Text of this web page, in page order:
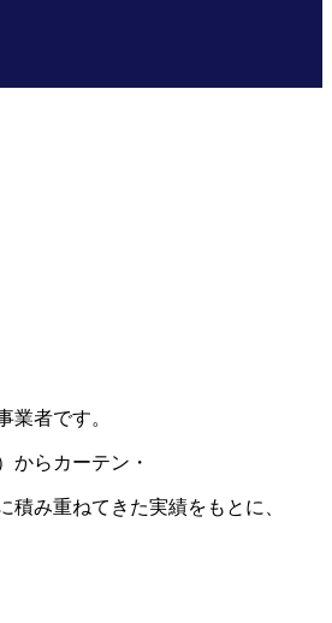
業者です。
からカーテン・
み重ねてきた実績をもとに、